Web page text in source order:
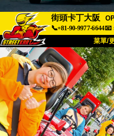
街頭卡丁大阪
📞+81-90-9977-6644📧
菜單/
關於我們
交通資訊 顧
公司
更